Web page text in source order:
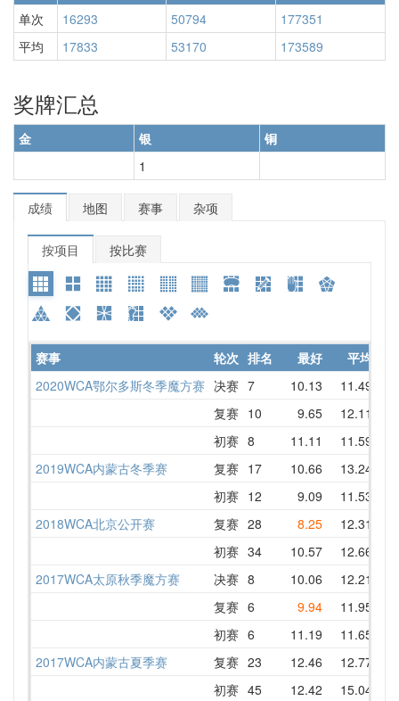
单次 16293 50794
177351
平均
17833 53170 173589
奖牌汇总
金 银
铜
1
成绩 地图 赛事 杂项
按项目 按比赛
赛事 轮次 排名 最好 平均
2020WCA鄂尔多斯冬季魔方赛 决赛 7 10.13 11.49
复赛 10 9.65 12.11
初赛 8 11.11 11.59
2019WCA内蒙古冬季赛 复赛 17 10.66 13.24
初赛 12 9.09 11.53
2018WCA北京公开赛 复赛 28 8.25 12.31
初赛 34 10.57 12.66
2017WCA太原秋季魔方赛 决赛 8 10.06 12.21
复赛 6 9.94 11.95
初赛 6 11.19 11.65
2017WCA内蒙古夏季赛 复赛 23 12.46 12.77
初赛 45 12.42 15.04